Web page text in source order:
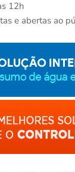
12h
e abertas ao